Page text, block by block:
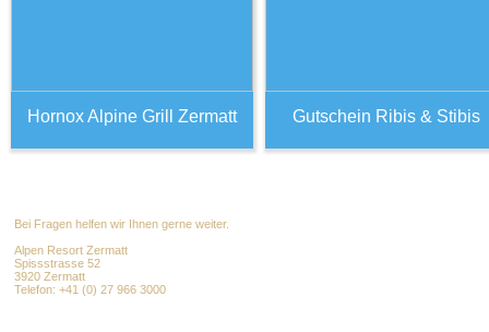
Hornox Alpine Grill Zermatt Gutschein Ribis & Stibis
Bei Fragen helfen wir Ihnen gerne weiter.
Alpen Resort Zermatt
Spissstrasse 52
3920 Zermatt
Telefon: +41 (0) 27 966 3000